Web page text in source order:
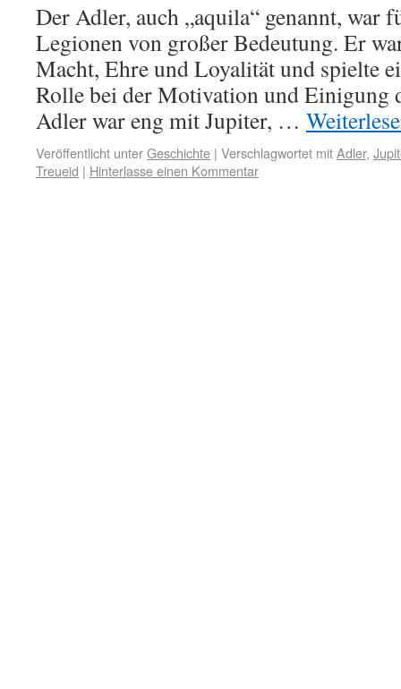
Der Adler, auch „aquila“ genannt, war
Legionen von großer Bedeutung. Er
Macht, Ehre und Loyalität und spielte
Rolle bei der Motivation und Einigung
Adler war eng mit Jupiter, …
Veröffentlicht unterGeschichte | Verschlagwortet mitAdler,
Treueid | Hinterlasse einen Kommentar